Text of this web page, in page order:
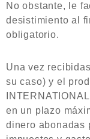
No obstante, le
desistimiento al
obligatorio.
Una vez
su caso) y el
en un plazo
dinero abonadas